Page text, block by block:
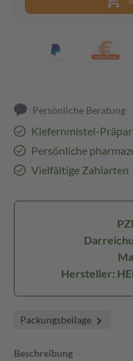
Persönliche Beratung
Kiefernmistel-
Persönliche
Vielfältige Zahlarten
Hersteller:
Packungsbeilage
Beschreibung